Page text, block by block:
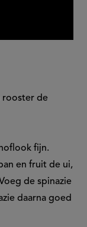
rooster de
fijn.
en fruit de ui,
de spinazie
daarna goed